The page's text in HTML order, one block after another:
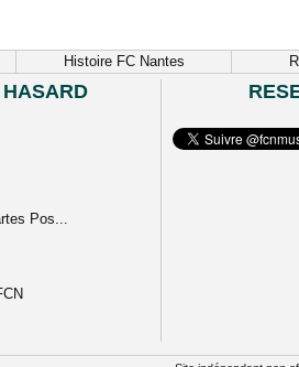
Histoire FC Nantes
Pos...